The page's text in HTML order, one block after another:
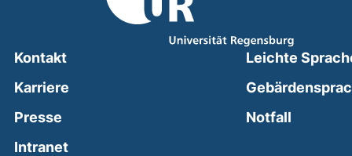
Kontakt
Karriere
Presse
Intranet(external link, opens in a new window)
Leichte
Notfall